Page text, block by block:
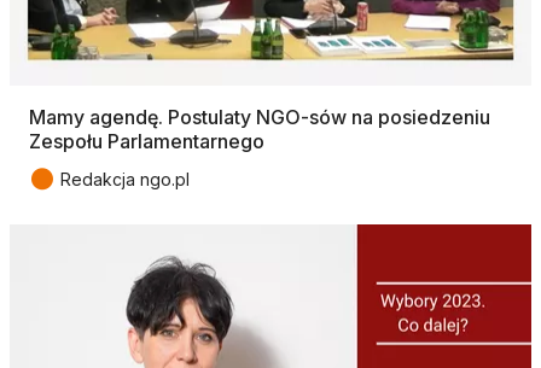
Mamy agendę. Postulaty NGO-sów na posiedzeniu
Zespołu Parlamentarnego
● Redakcja ngo.pl